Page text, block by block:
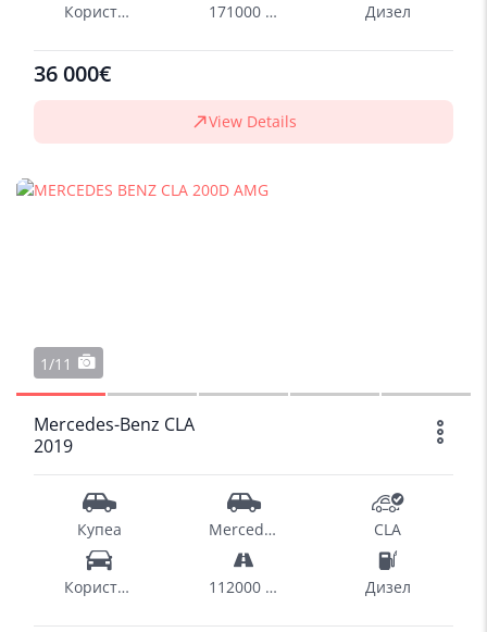
Користен 171000 km Дизел
36 000€
View Details
1/11
Mercedes-Benz CLA
2019
Купеа Mercedes-Benz CLA
Користен 112000 km Дизел